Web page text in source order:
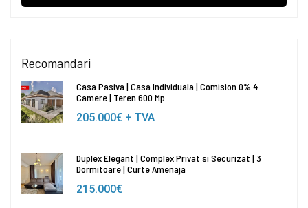
Recomandari
Casa Pasiva | Casa Individuala | Comision 0% 4
Camere | Teren 600 Mp
205.000€ + TVA
Duplex Elegant | Complex Privat si Securizat | 3
Dormitoare | Curte Amenaja
215.000€